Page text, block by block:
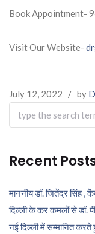
Book Appointment-
Visit Our Website-
July 12, 2022 / by
Search
for:
Recent
माननीय डॉ. जितेंद्र सिंह ,
दिल्ली के कर कमलों से डॉ.
नई दिल्ली में सम्मानित करते